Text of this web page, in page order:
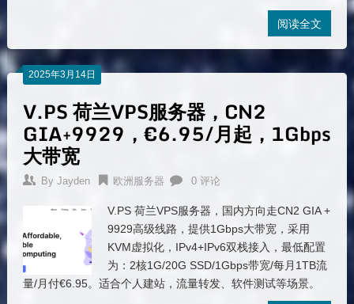
阅读全文
2025年3月14日
V.PS 荷兰VPS服务器，CN2
GIA+9929，€6.95/月起，1Gbps
大带宽
By Jayden 欧洲服务器 0 评论
V.PS 荷兰VPS服务器，国内方向走CN2 GIA +
9929高级线路，提供1Gbps大带宽，采用
KVM虚拟化，IPv4+IPv6双栈接入，最低配置
为：2核1G/20G SSD/1Gbps带宽/每月1TB流
量/月付€6.95。适合个人建站，流量转发、软件测试等场景。